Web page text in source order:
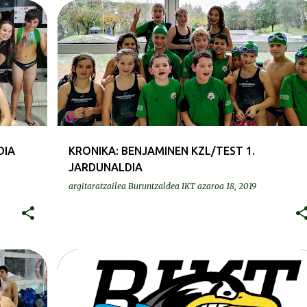
KRONIKA: BENJAMINEN KZL/TEST 1.
JARDUNALDIA
argitaratzailea Buruntzaldea IKT azaroa 18, 2019
KRONIKAK-CRÓNICAS
DEIALDIAK-CONVOCATORIAS